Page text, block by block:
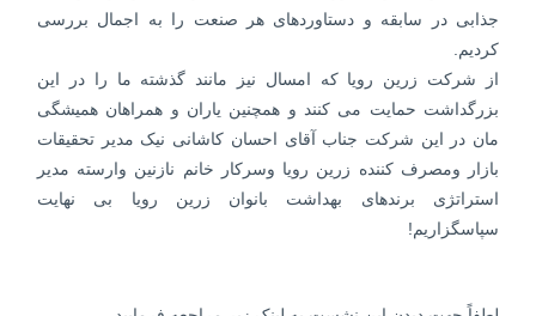
جذابی در سابقه و دستاوردهای هر صنعت را به اجمال بررسی
کردیم.
از شرکت زرین رویا که امسال نیز مانند گذشته ما را در این
بزرگداشت حمایت می کنند و همچنین یاران و همراهان همیشگی
مان در این شرکت جناب آقای احسان کاشانی نیک مدیر تحقیقات
بازار ومصرف کننده زرین رویا وسرکار خانم نازنین وارسته مدیر
استراتژی برندهای بهداشت بانوان زرین رویا بی نهایت
سپاسگزاریم!